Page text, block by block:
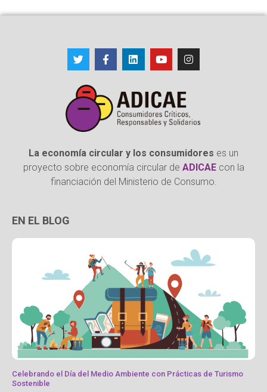
La economía circular y los consumidores es un
proyecto sobre economía circular de ADICAEcon la
financiación del Ministerio de Consumo.
EN EL BLOG
Celebrando el Día del Medio Ambiente con Prácticas de Turismo
Sostenible